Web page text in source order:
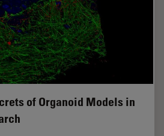
of Organoid Models in